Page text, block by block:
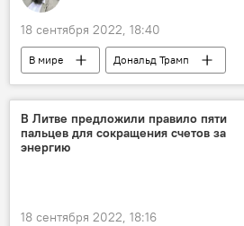
18 сентября 2022, 18:40
В мире
Дональд Трамп
Джо Байден
США
НАТО
ЕС
В Литве предложили правило пяти
пальцев для сокращения счетов за
энергию
18 сентября 2022, 18:16